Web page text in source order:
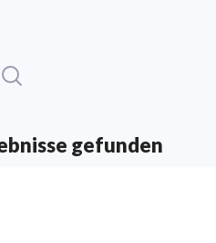
gefunden